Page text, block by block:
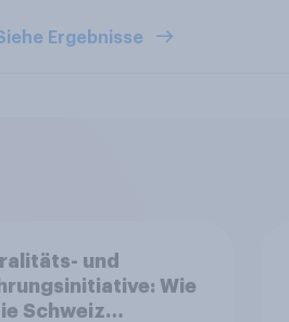
Ergebnisse
und
Wie
Schweiz